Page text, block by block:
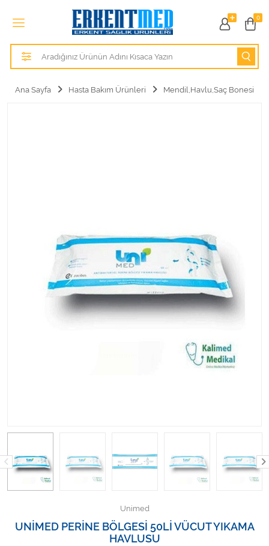
0
Tüm Kategoriler
Alezler
Kişisel Bakım ve Sağlık
Kişisel Bakım ve Sağlık
Medikal Teksil
Sarf Malzemeleri
Sarf Malzemeleri
Ana Sayfa Hasta Bakım Ürünleri Mendil,Havlu,Saç Bonesi
Unimed
UNİMED PERİNE BÖLGESİ 50Lİ VÜCUT YIKAMA
HAVLUSU